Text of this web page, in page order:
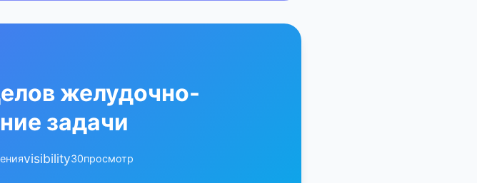
желудочно-
задачи
visibility30просмотр